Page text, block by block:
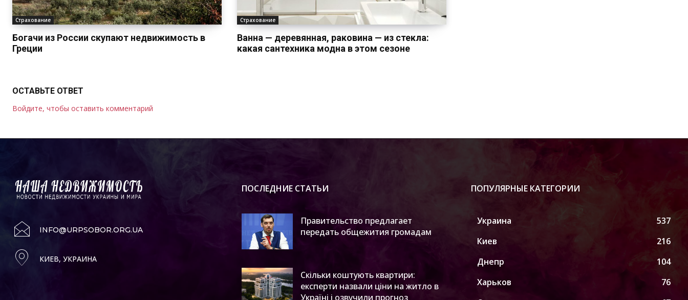
Страхование
Богачи из России скупают недвижимость в
Греции
Страхование
Ванна — деревянная, раковина — из стекла:
какая сантехника модна в этом сезоне
ОСТАВЬТЕ ОТВЕТ
Войдите, чтобы оставить комментарий
INFO@URPSOBOR.ORG.UA
КИЕВ, УКРАИНА
ПОСЛЕДНИЕ СТАТЬИ
Правительство предлагает
передать общежития громадам
Скільки коштують квартири:
експерти назвали ціни на житло в
Україні і озвучили прогноз
ПОПУЛЯРНЫЕ КАТЕГОРИИ
Украина
537
Киев
216
Днепр
104
Харьков
76